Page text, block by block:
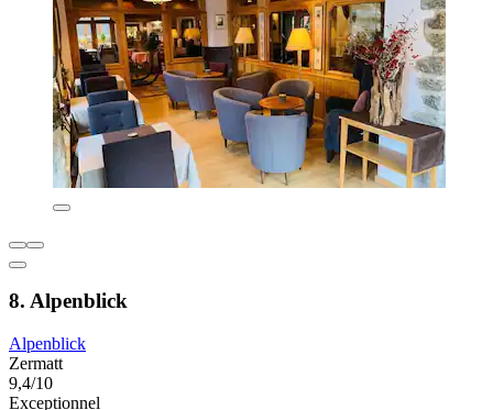
8. Alpenblick
Alpenblick
Zermatt
9,4/10
Exceptionnel